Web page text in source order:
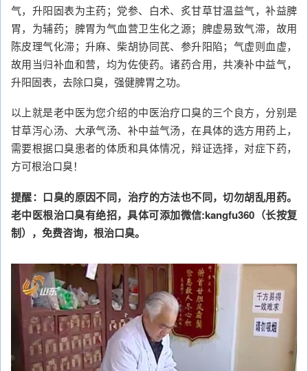
气，升阳固表为主药；党参、白术、炙甘草甘温益气，补益脾
胃，为辅药；脾胃为气血营卫生化之源；脾虚易致气滞，故用
陈皮理气化滞；升麻、柴胡协同芪、参升阳陷；气虚则血虚，
故用当归补血和营，均为佐使药。诸药合用，共凑补中益气，
升阳固表，去除口臭，强健脾胃之功。
以上就是老中医为您介绍的中医治疗口臭的三个良方，分别是
甘草泻心汤、大承气汤、补中益气汤，在具体的选方用药上，
需要根据口臭患者的体质和具体情况，辩证选择，对症下药，
方可根治口臭！
提醒：口臭的原因不同，治疗的方法也不同，切勿胡乱用药。
老中医根治口臭有绝招，具体可添加微信:kangfu360（长按复
制），免费咨询，根治口臭。